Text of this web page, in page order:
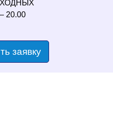
20.00
заявку